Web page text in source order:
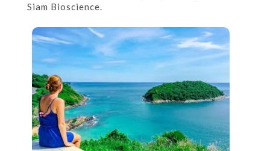
Siam Bioscience.